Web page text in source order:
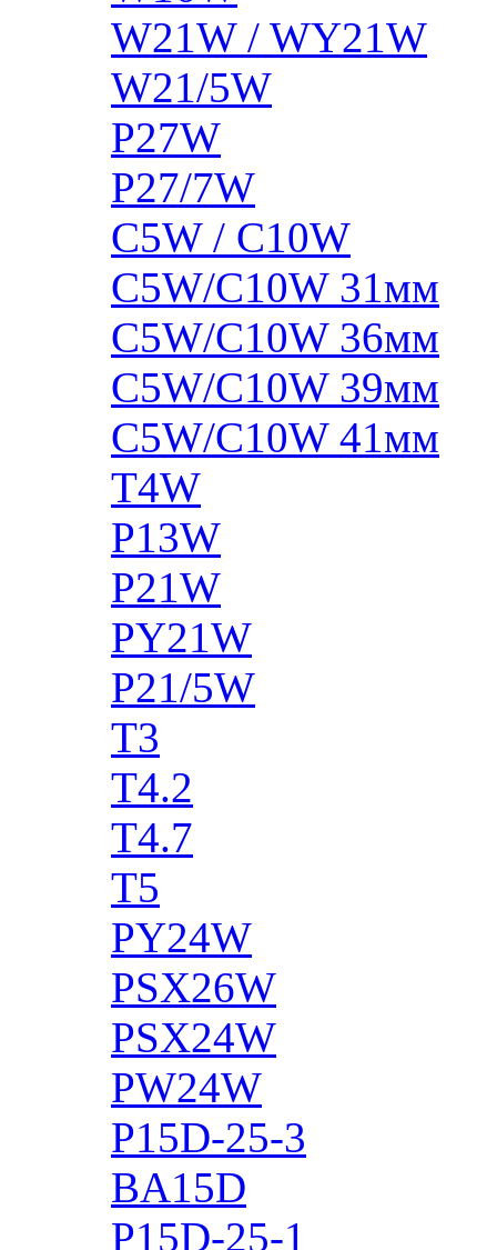
W21W / WY21W
W21/5W
P27W
P27/7W
C5W / C10W
C5W/C10W 31мм
C5W/C10W 36мм
C5W/C10W 39мм
C5W/C10W 41мм
T4W
P13W
P21W
PY21W
P21/5W
T3
T4.2
T4.7
T5
PY24W
PSX26W
PSX24W
PW24W
P15D-25-3
BA15D
P15D-25-1